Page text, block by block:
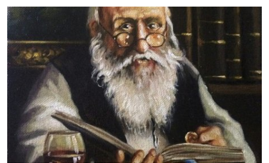
Архив журналов Узбекистана
Контакты
Стратегический план развития
Лента
ГНМБ
Цифровые коллекции